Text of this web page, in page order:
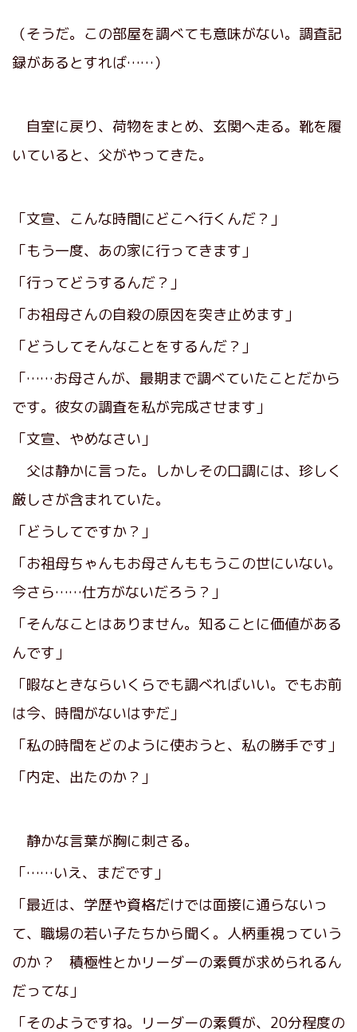
（そうだ。この部屋を調べても意味がない。調査記
録があるとすれば……）
自室に戻り、荷物をまとめ、玄関へ走る。靴を履
いていると、父がやってきた。
「文宣、こんな時間にどこへ行くんだ？」
「もう一度、あの家に行ってきます」
「行ってどうするんだ？」
「お祖母さんの自殺の原因を突き止めます」
「どうしてそんなことをするんだ？」
「……お母さんが、最期まで調べていたことだから
です。彼女の調査を私が完成させます」
「文宣、やめなさい」
父は静かに言った。しかしその口調には、珍しく
厳しさが含まれていた。
「どうしてですか？」
「お祖母ちゃんもお母さんももうこの世にいない。
今さら……仕方がないだろう？」
「そんなことはありません。知ることに価値がある
んです」
「暇なときならいくらでも調べればいい。でもお前
は今、時間がないはずだ」
「私の時間をどのように使おうと、私の勝手です」
「内定、出たのか？」
静かな言葉が胸に刺さる。
「……いえ、まだです」
「最近は、学歴や資格だけでは面接に通らないっ
て、職場の若い子たちから聞く。人柄重視っていう
のか？ 積極性とかリーダーの素質が求められるん
だってな」
「そのようですね。リーダーの素質が、20分程度の